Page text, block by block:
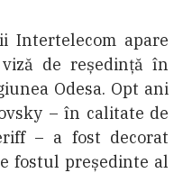
Intertelecom apare
de reședință în
Odesa. Opt ani
– în calitate de
– a fost decorat
fostul președinte al